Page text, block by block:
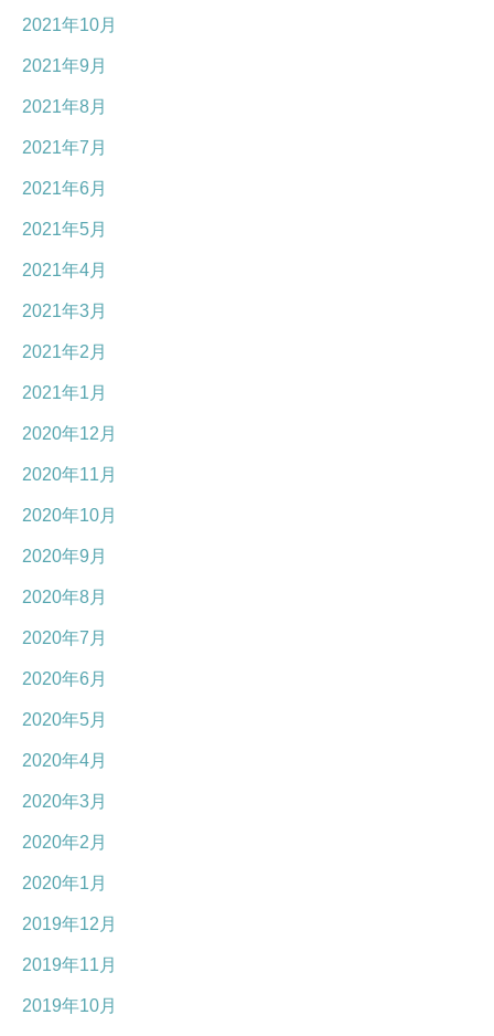
2021年10月
2021年9月
2021年8月
2021年7月
2021年6月
2021年5月
2021年4月
2021年3月
2021年2月
2021年1月
2020年12月
2020年11月
2020年10月
2020年9月
2020年8月
2020年7月
2020年6月
2020年5月
2020年4月
2020年3月
2020年2月
2020年1月
2019年12月
2019年11月
2019年10月